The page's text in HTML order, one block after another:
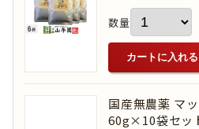
数量
カートに入れる
国産無農薬 マ
60g×10袋セッ